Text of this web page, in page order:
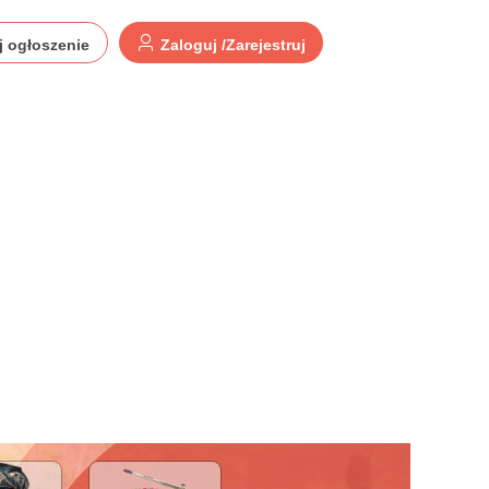
Zaloguj /Zarejestruj
ogłoszenie